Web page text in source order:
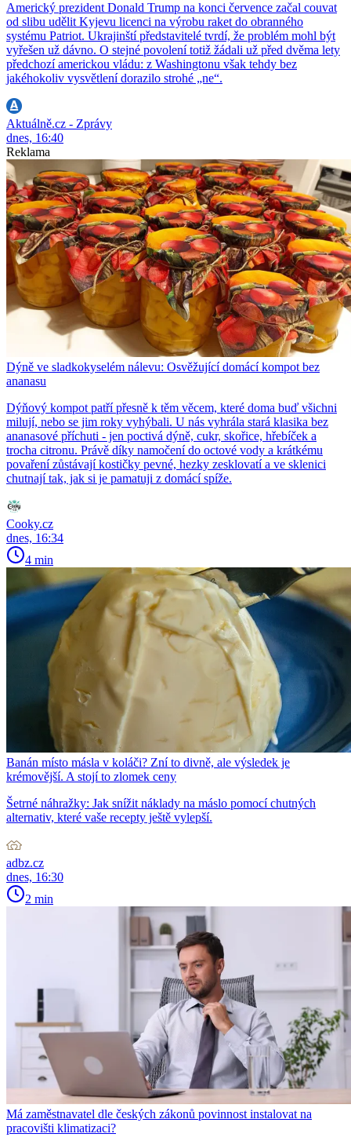
Americký prezident Donald Trump na konci července začal couvat
od slibu udělit Kyjevu licenci na výrobu raket do obranného
systému Patriot. Ukrajinští představitelé tvrdí, že problém mohl být
vyřešen už dávno. O stejné povolení totiž žádali už před dvěma lety
předchozí americkou vládu: z Washingtonu však tehdy bez
jakéhokoliv vysvětlení dorazilo strohé „ne“.
Aktuálně.cz - Zprávy
dnes, 16:40
Reklama
Dýně ve sladkokyselém nálevu: Osvěžující domácí kompot bez
ananasu
Dýňový kompot patří přesně k těm věcem, které doma buď všichni
milují, nebo se jim roky vyhýbali. U nás vyhrála stará klasika bez
ananasové příchuti - jen poctivá dýně, cukr, skořice, hřebíček a
trocha citronu. Právě díky namočení do octové vody a krátkému
povaření zůstávají kostičky pevné, hezky zesklovatí a ve sklenici
chutnají tak, jak si je pamatuji z domácí spíže.
Cooky.cz
dnes, 16:34
4 min
Banán místo másla v koláči? Zní to divně, ale výsledek je
krémovější. A stojí to zlomek ceny
Šetrné náhražky: Jak snížit náklady na máslo pomocí chutných
alternativ, které vaše recepty ještě vylepší.
adbz.cz
dnes, 16:30
2 min
Má zaměstnavatel dle českých zákonů povinnost instalovat na
pracovišti klimatizaci?